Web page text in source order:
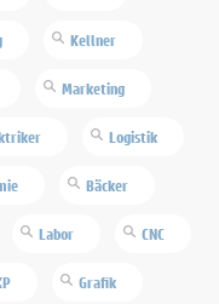
Kellner
Marketing
Logistik
Bäcker
Labor CNC
Grafik